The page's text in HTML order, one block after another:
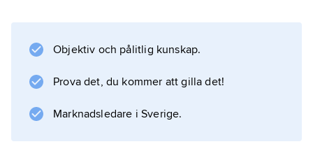
Information om artikeln
Objektiv och pålitlig kunskap.
Prova det, du kommer att gilla det!
Marknadsledare i Sverige.